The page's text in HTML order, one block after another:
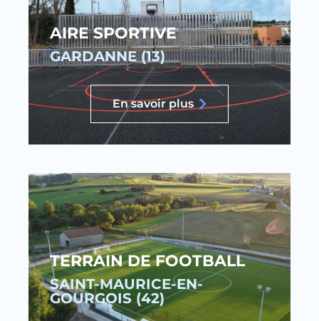
AIRE SPORTIVE
GARDANNE (13)
En savoir plus
TERRAIN DE FOOTBALL
SAINT-MAURICE-EN-
GOURGOIS (42)